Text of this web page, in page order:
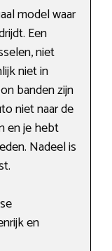
model waar
Een
niet
niet in
banden zijn
niet naar de
en je hebt
Nadeel is
en